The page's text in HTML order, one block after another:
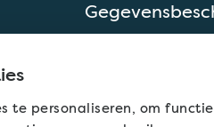
te personaliseren, om
Cookies